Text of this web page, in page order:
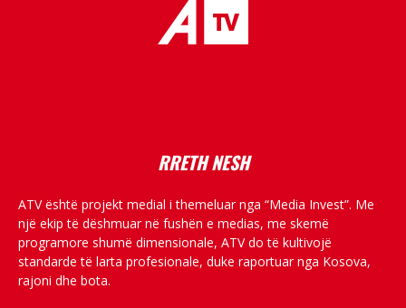
RRETH NESH
ATV është projekt medial i themeluar nga “Media Invest”. Me
një ekip të dëshmuar në fushën e medias, me skemë
programore shumë dimensionale, ATV do të kultivojë
standarde të larta profesionale, duke raportuar nga Kosova,
rajoni dhe bota.